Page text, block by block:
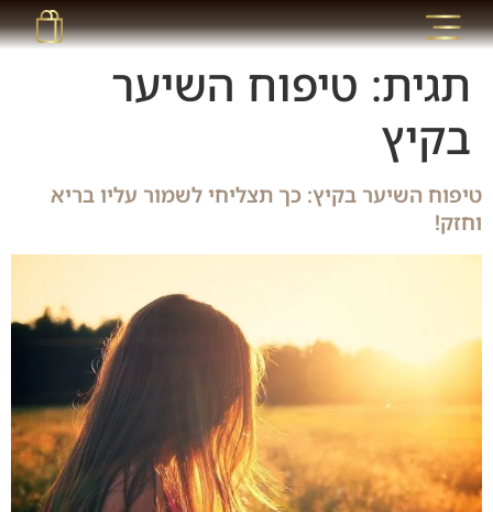
תגית: טיפוח השיער
בקיץ
טיפוח השיער בקיץ: כך תצליחי לשמור עליו בריא
וחזק!